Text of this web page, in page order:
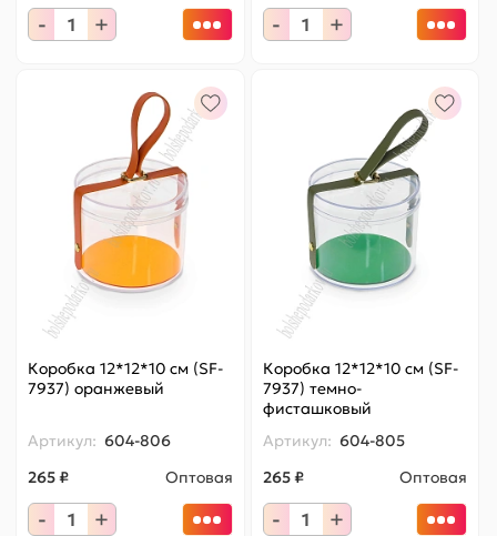
- + - +
Коробка 12*12*10 см (SF-
7937) оранжевый
Артикул: 604-806
265 ₽
Оптовая
- +
Коробка 12*12*10 см (SF-
7937) темно-
фисташковый
Артикул: 604-805
265 ₽
Оптовая
- +